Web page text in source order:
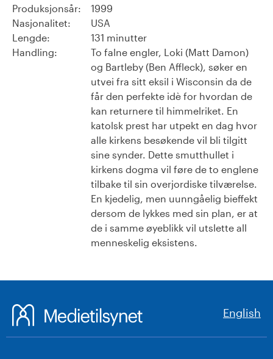
Produksjonsår:
1999
Nasjonalitet:
USA
Lengde:
131 minutter
Handling:
To falne engler, Loki (Matt Damon)
og Bartleby (Ben Affleck), søker en
utvei fra sitt eksil i Wisconsin da de
får den perfekte idè for hvordan de
kan returnere til himmelriket. En
katolsk prest har utpekt en dag hvor
alle kirkens besøkende vil bli tilgitt
sine synder. Dette smutthullet i
kirkens dogma vil føre de to englene
tilbake til sin overjordiske tilværelse.
En kjedelig, men uunngåelig bieffekt
dersom de lykkes med sin plan, er at
de i samme øyeblikk vil utslette all
menneskelig eksistens.
English